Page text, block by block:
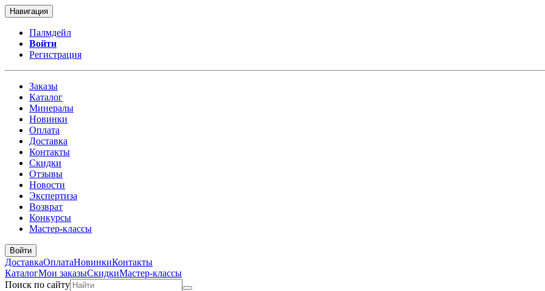
Навигация
Палмдейл
Войти
Регистрация
Заказы
Каталог
Минералы
Новинки
Оплата
Доставка
Контакты
Скидки
Отзывы
Новости
Экспертиза
Возврат
Конкурсы
Мастер-классы
Войти
ДоставкаОплатаНовинкиКонтакты
КаталогМои заказыСкидкиМастер-классы
Поиск по сайту